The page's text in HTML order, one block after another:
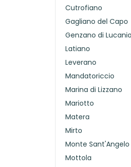
Cutrofiano
Gagliano del Capo
Genzano di Lucania
Latiano
Leverano
Mandatoriccio
Marina di Lizzano
Mariotto
Matera
Mirto
Monte Sant'Angelo
Mottola